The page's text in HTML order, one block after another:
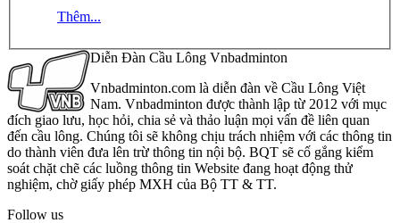
Thêm...
Diễn Đàn Cầu Lông Vnbadminton
Vnbadminton.com là diễn đàn về Cầu Lông Việt
Nam. Vnbadminton được thành lập từ 2012 với mục
đích giao lưu, học hỏi, chia sẻ và thảo luận mọi vấn đề liên quan
đến cầu lông. Chúng tôi sẽ không chịu trách nhiệm với các thông tin
do thành viên đưa lên trừ thông tin nội bộ. BQT sẽ cố gắng kiểm
soát chặt chẽ các luồng thông tin Website đang hoạt động thử
nghiệm, chờ giấy phép MXH của Bộ TT & TT.
Follow us